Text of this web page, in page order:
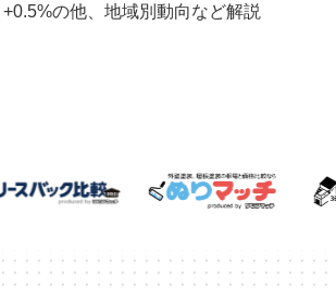
+0.5%の他、地域別動向など解説